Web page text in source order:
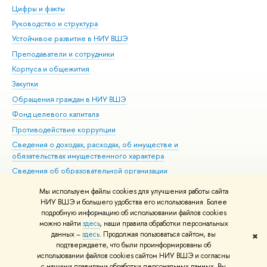
Мы используем файлы cookies для улучшения работы сайта
НИУ ВШЭ и большего удобства его использования. Более
подробную информацию об использовании файлов cookies
можно найти здесь, наши правила обработки персональных
данных –здесь. Продолжая пользоваться сайтом, вы
подтверждаете, что были проинформированы об
использовании файлов cookies сайтом НИУ ВШЭ и согласны
✖
Цифры и факты
Руководство и структура
Устойчивое развитие в НИУ ВШЭ
Преподаватели и сотрудники
Корпуса и общежития
Закупки
Обращения граждан в НИУ ВШЭ
Фонд целевого капитала
Противодействие коррупции
Сведения о доходах, расходах, об имуществе и
обязательствах имущественного характера
Сведения об образовательной организации
Людям с ограниченными возможностями здоровья
Единая платежная страница
Работа в Вышке
© НИУ ВШЭ 1993–2026 Адреса и контакты Условия использования